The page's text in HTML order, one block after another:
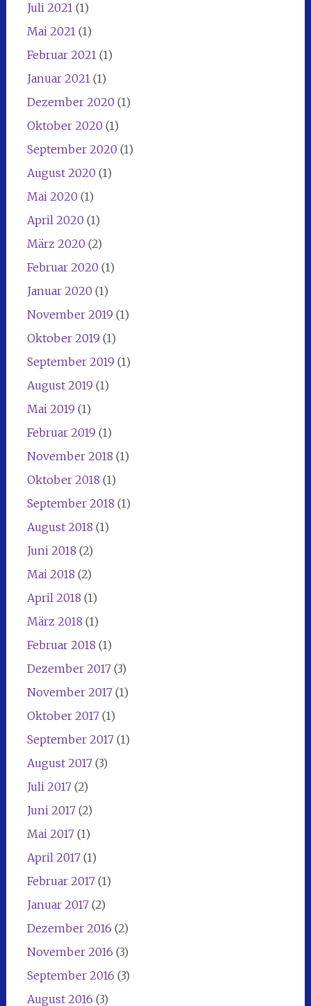
Juli 2021 (1)
Mai 2021 (1)
Februar 2021 (1)
Januar 2021 (1)
Dezember 2020 (1)
Oktober 2020 (1)
September 2020 (1)
August 2020 (1)
Mai 2020 (1)
April 2020 (1)
März 2020 (2)
Februar 2020 (1)
Januar 2020 (1)
November 2019 (1)
Oktober 2019 (1)
September 2019 (1)
August 2019 (1)
Mai 2019 (1)
Februar 2019 (1)
November 2018 (1)
Oktober 2018 (1)
September 2018 (1)
August 2018 (1)
Juni 2018 (2)
Mai 2018 (2)
April 2018 (1)
März 2018 (1)
Februar 2018 (1)
Dezember 2017(3)
November 2017(1)
Oktober 2017(1)
September 2017(1)
August 2017(3)
Juli 2017(2)
Juni 2017(2)
Mai 2017(1)
April 2017(1)
Februar 2017(1)
Januar 2017(2)
Dezember 2016 (2)
November 2016 (3)
September 2016 (3)
August 2016 (3)